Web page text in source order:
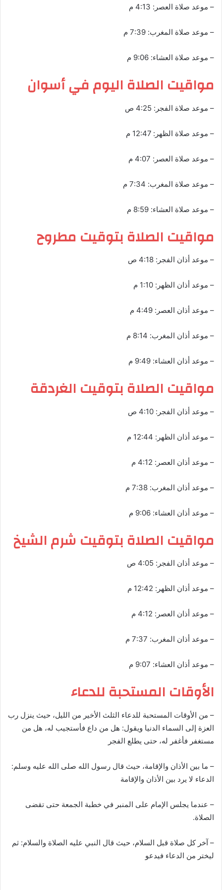
– موعد صلاة العصر: 4:13 م
– موعد صلاة المغرب: 7:39 م
– موعد صلاة العشاء: 9:06 م
مواقيت الصلاة اليوم في أسوان
– موعد صلاة الفجر: 4:25 ص
– موعد صلاة الظهر: 12:47 م
– موعد صلاة العصر: 4:07 م
– موعد صلاة المغرب: 7:34 م
– موعد صلاة العشاء: 8:59 م
مواقيت الصلاة بتوقيت مطروح
– موعد أذان الفجر: 4:18 ص
– موعد أذان الظهر: 1:10 م
– موعد أذان العصر: 4:49 م
– موعد أذان المغرب: 8:14 م
– موعد أذان العشاء: 9:49 م
مواقيت الصلاة بتوقيت الغردقة
– موعد أذان الفجر: 4:10 ص
– موعد أذان الظهر: 12:44 م
– موعد أذان العصر: 4:12 م
– موعد أذان المغرب: 7:38 م
– موعد أذان العشاء: 9:06 م
مواقيت الصلاة بتوقيت شرم الشيخ
– موعد أذان الفجر: 4:05 ص
– موعد أذان الظهر: 12:42 م
– موعد أذان العصر: 4:12 م
– موعد أذان المغرب: 7:37 م
– موعد أذان العشاء: 9:07 م
الأوقات المستحبة للدعاء
– من الأوقات المستحبة للدعاء الثلث الأخير من الليل، حيث ينزل رب
العزة إلى السماء الدنيا ويقول: هل من داع فأستجيب له، هل من
مستغفر فأغفر له، حتى يطلع الفجر
– ما بين الأذان والإقامة، حيث قال رسول الله صلى الله عليه وسلم:
الدعاء لا يرد بين الأذان والإقامة
– عندما يجلس الإمام على المنبر في خطبة الجمعة حتى تقضى
الصلاة.
– آخر كل صلاة قبل السلام، حيث قال النبي عليه الصلاة والسلام: ثم
ليختر من الدعاء فيدعو